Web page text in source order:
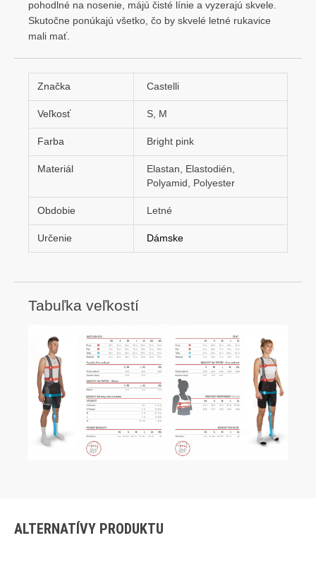
pohodlné na nosenie, májú čisté línie a vyzerajú skvele.
Skutočne ponúkajú všetko, čo by skvelé letné rukavice
mali mať.
Značka Castelli
Veľkosť S, M
Farba Bright pink
Materiál
Elastan, Elastodién,
Polyamid, Polyester
Obdobie Letné
Určenie Dámske
Tabuľka veľkostí
ALTERNATÍVY PRODUKTU